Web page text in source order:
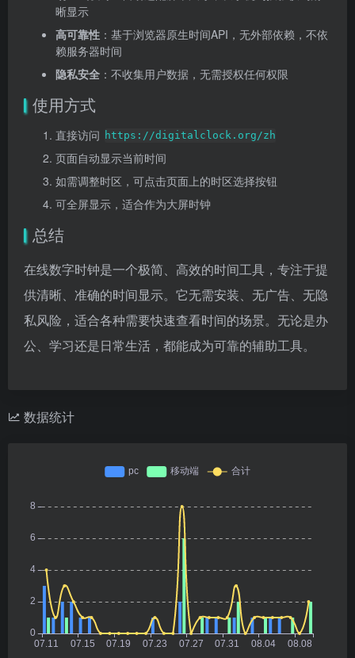
晰显示
高可靠性 ：基于浏览器原生时间API，无外部依赖，不依
赖服务器时间
隐私安全 ：不收集用户数据，无需授权任何权限
使用方式
直接访问 https://digitalclock.org/zh
页面自动显示当前时间
如需调整时区，可点击页面上的时区选择按钮
可全屏显示，适合作为大屏时钟
总结
在线数字时钟是一个极简、高效的时间工具，专注于提
供清晰、准确的时间显示。它无需安装、无广告、无隐
私风险，适合各种需要快速查看时间的场景。无论是办
公、学习还是日常生活，都能成为可靠的辅助工具。
数据统计